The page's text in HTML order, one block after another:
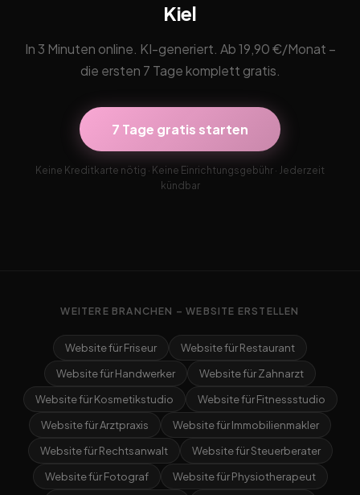
Kiel
In 3 Minuten online. KI-generiert. Ab 19,90 €/Monat –
die ersten 7 Tage komplett gratis.
7 Tage gratis starten
Keine Kreditkarte nötig · Keine Einrichtungsgebühr · Jederzeit
kündbar
WEITERE BRANCHEN – WEBSITE ERSTELLEN
Website für Friseur
Website für Restaurant
Website für Handwerker
Website für Zahnarzt
Website für Kosmetikstudio
Website für Fitnessstudio
Website für Arztpraxis
Website für Immobilienmakler
Website für Rechtsanwalt
Website für Steuerberater
Website für Fotograf
Website für Physiotherapeut